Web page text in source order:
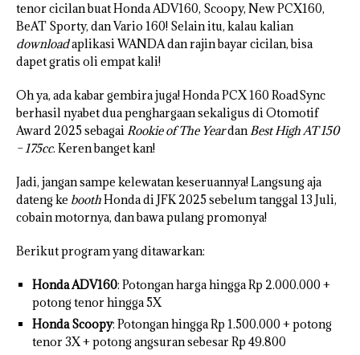
tenor cicilan buat Honda ADV160, Scoopy, New PCX160,
BeAT Sporty, dan Vario 160! Selain itu, kalau kalian
downloadaplikasi WANDA dan rajin bayar cicilan, bisa
dapet gratis oli empat kali!
Oh ya, ada kabar gembira juga! Honda PCX 160 RoadSync
berhasil nyabet dua penghargaan sekaligus di Otomotif
Award 2025 sebagaiRookie of The YeardanBest High AT 150
– 175cc. Keren banget kan!
Jadi, jangan sampe kelewatan keseruannya! Langsung aja
dateng ke boothHonda di JFK 2025 sebelum tanggal 13 Juli,
cobain motornya, dan bawa pulang promonya!
Berikut program yang ditawarkan:
Honda ADV160: Potongan harga hingga Rp 2.000.000 +
potong tenor hingga 5X
Honda Scoopy: Potongan hingga Rp 1.500.000 + potong
tenor 3X + potong angsuran sebesar Rp 49.800